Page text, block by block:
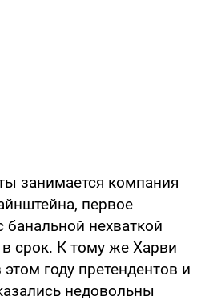
занимается компания
первое
нехваткой
в срок. К тому же Харви
году претендентов и
недовольны